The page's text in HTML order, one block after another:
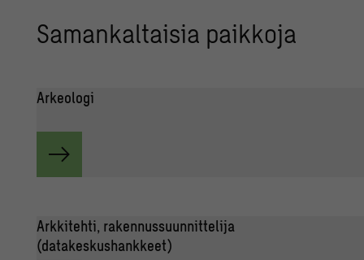
Sa­man­kal­tai­sia paik­ko­ja
Arkeologi
Arkkitehti, rakennussuunnittelija
(datakeskushankkeet)